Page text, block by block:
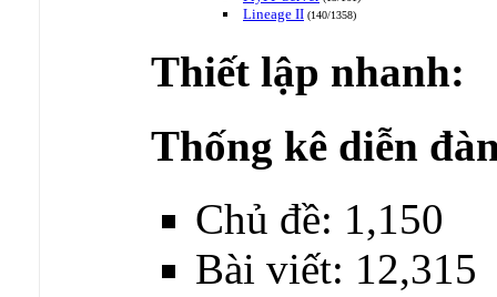
Lineage II (140/1358)
Thiết lập nhanh:
Thống kê diễn
Chủ đề: 1,150
Bài viết: 12,315